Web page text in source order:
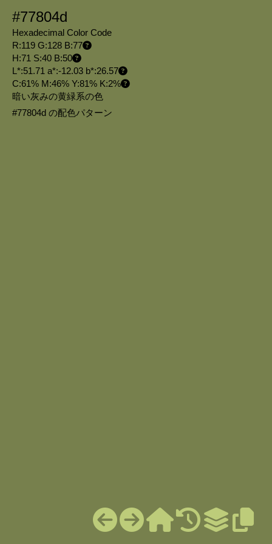
#77804d
Hexadecimal Color Code
R:119 G:128 B:77
H:71 S:40 B:50
L*:51.71 a*:-12.03 b*:26.57
C:61% M:46% Y:81% K:2%
暗い灰みの黄緑系の色
#77804d の配色パターン